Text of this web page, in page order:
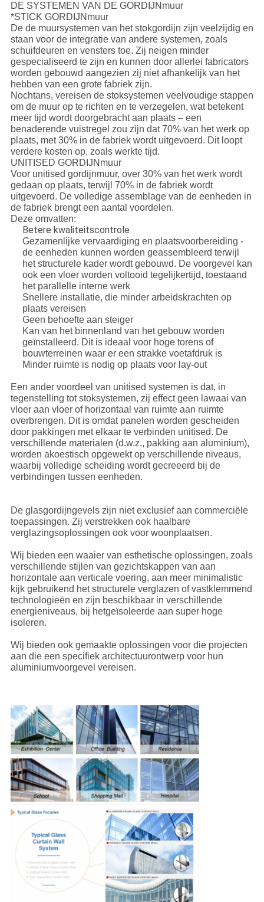
DE SYSTEMEN VAN DE GORDIJNmuur
*STICK GORDIJNmuur
De de muursystemen van het stokgordijn zijn veelzijdig en
staan voor de integratie van andere systemen, zoals
schuifdeuren en vensters toe. Zij neigen minder
gespecialiseerd te zijn en kunnen door allerlei fabricators
worden gebouwd aangezien zij niet afhankelijk van het
hebben van een grote fabriek zijn.
Nochtans, vereisen de stoksystemen veelvoudige stappen
om de muur op te richten en te verzegelen, wat betekent
meer tijd wordt doorgebracht aan plaats – een
benaderende vuistregel zou zijn dat 70% van het werk op
plaats, met 30% in de fabriek wordt uitgevoerd. Dit loopt
verdere kosten op, zoals werkte tijd.
UNITISED GORDIJNmuur
Voor unitised gordijnmuur, over 30% van het werk wordt
gedaan op plaats, terwijl 70% in de fabriek wordt
uitgevoerd. De volledige assemblage van de eenheden in
de fabriek brengt een aantal voordelen.
Deze omvatten:
Betere kwaliteitscontrole
Gezamenlijke vervaardiging en plaatsvoorbereiding -
de eenheden kunnen worden geassembleerd terwijl
het structurele kader wordt gebouwd. De voorgevel kan
ook een vloer worden voltooid tegelijkertijd, toestaand
het parallelle interne werk
Snellere installatie, die minder arbeidskrachten op
plaats vereisen
Geen behoefte aan steiger
Kan van het binnenland van het gebouw worden
geïnstalleerd. Dit is ideaal voor hoge torens of
bouwterreinen waar er een strakke voetafdruk is
Minder ruimte is nodig op plaats voor lay-out
Een ander voordeel van unitised systemen is dat, in
tegenstelling tot stoksystemen, zij effect geen lawaai van
vloer aan vloer of horizontaal van ruimte aan ruimte
overbrengen. Dit is omdat panelen worden gescheiden
door pakkingen met elkaar te verbinden unitised. De
verschillende materialen (d.w.z., pakking aan aluminium),
worden akoestisch opgewekt op verschillende niveaus,
waarbij volledige scheiding wordt gecreeerd bij de
verbindingen tussen eenheden.
De glasgordijngevels zijn niet exclusief aan commerciële
toepassingen. Zij verstrekken ook haalbare
verglazingsoplossingen ook voor woonplaatsen.
Wij bieden een waaier van esthetische oplossingen, zoals
verschillende stijlen van gezichtskappen van aan
horizontale aan verticale voering, aan meer minimalistic
kijk gebruikend het structurele verglazen of vastklemmend
technologieën en zijn beschikbaar in verschillende
energieniveaus, bij hetgeïsoleerde aan super hoge
isoleren.
Wij bieden ook gemaakte oplossingen voor die projecten
aan die een specifiek architectuurontwerp voor hun
aluminiumvoorgevel vereisen.